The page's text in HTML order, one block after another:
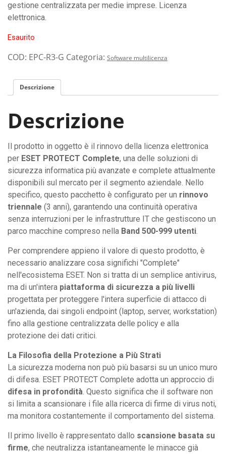
gestione centralizzata per medie imprese. Licenza
elettronica.
Esaurito
COD: EPC-R3-G Categoria: Software multilicenza
Descrizione
Descrizione
Il prodotto in oggetto è il rinnovo della licenza elettronica
per ESET PROTECT Complete, una delle soluzioni di
sicurezza informatica più avanzate e complete attualmente
disponibili sul mercato per il segmento aziendale. Nello
specifico, questo pacchetto è configurato per un rinnovo
triennale (3 anni), garantendo una continuità operativa
senza interruzioni per le infrastrutture IT che gestiscono un
parco macchine compreso nella Band 500-999 utenti.
Per comprendere appieno il valore di questo prodotto, è
necessario analizzare cosa significhi "Complete"
nell'ecosistema ESET. Non si tratta di un semplice antivirus,
ma di un'intera piattaforma di sicurezza a più livelli
progettata per proteggere l'intera superficie di attacco di
un'azienda, dai singoli endpoint (laptop, server, workstation)
fino alla gestione centralizzata delle policy e alla
protezione dei dati critici.
La Filosofia della Protezione a Più Strati
La sicurezza moderna non può più basarsi su un unico muro
di difesa. ESET PROTECT Complete adotta un approccio di
difesa in profondità. Questo significa che il software non
si limita a scansionare i file alla ricerca di firme di virus noti,
ma monitora costantemente il comportamento del sistema.
Il primo livello è rappresentato dallo scansione basata su
firme, che neutralizza istantaneamente le minacce già